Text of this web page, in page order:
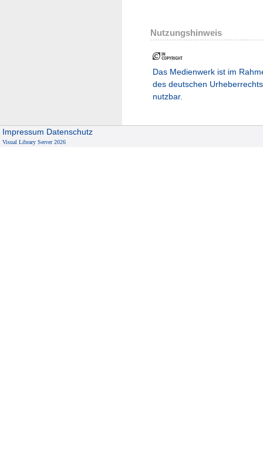
Nutzungshinweis
Das Medienwerk ist im
des deutschen Urheberrechts
nutzbar.
Impressum Datenschutz
Visual Library Server 2026